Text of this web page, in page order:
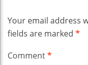
Your email address
fields are marked *
Comment*